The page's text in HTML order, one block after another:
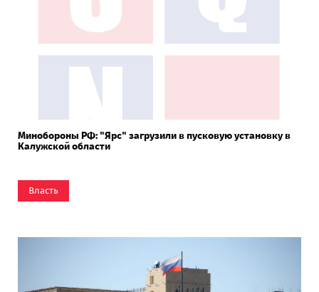
Минобороны РФ: "Ярс" загрузили в пусковую установку в
Калужской области
Власть